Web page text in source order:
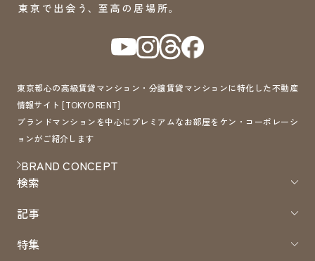
東京都心の高級賃貸マンション・分譲賃貸マンションに特化した不動産
情報サイト [TOKYO RENT]
ブランドマンションを中心にプレミアムなお部屋をケン・コーポレーシ
ョンがご紹介します
BRAND CONCEPT
検索
記事
特集